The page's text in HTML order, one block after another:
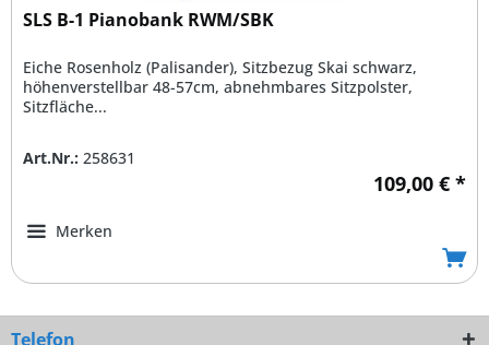
SLS B-1 Pianobank RWM/SBK
Eiche Rosenholz (Palisander), Sitzbezug Skai schwarz,
höhenverstellbar 48-57cm, abnehmbares Sitzpolster,
Sitzfläche...
Art.Nr.: 258631
109,00 € *
Merken
Telefon